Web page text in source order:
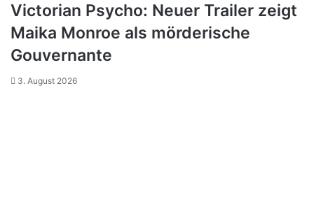
Victorian Psycho: Neuer Trailer zeigt
Maika Monroe als mörderische
Gouvernante
3. August 2026